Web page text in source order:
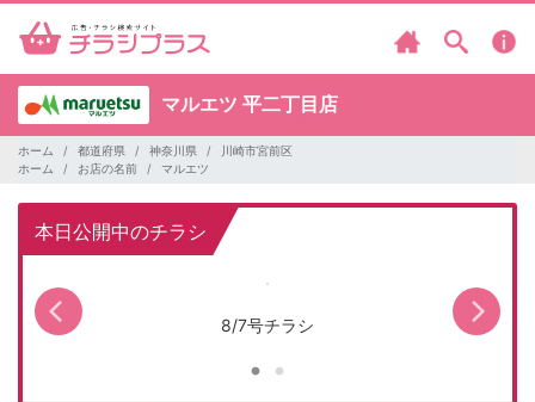
マルエツ 平二丁目店
ホーム 都道府県 神奈川県
川崎市宮前区
ホーム
お店の名前 マルエツ
本日公開中のチラシ
8/7号チラシ